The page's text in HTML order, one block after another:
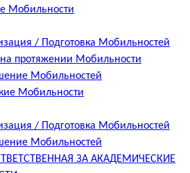
Мобильности
/ Подготовка Мобильностей
протяжении Мобильности
Мобильностей
Мобильности
/ Подготовка Мобильностей
Мобильностей
ЗА АКАДЕМИЧЕСКИЕ